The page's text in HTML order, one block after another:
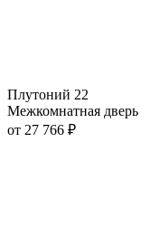
Плутоний 22
Межкомнатная дверь
от 27 766 ₽